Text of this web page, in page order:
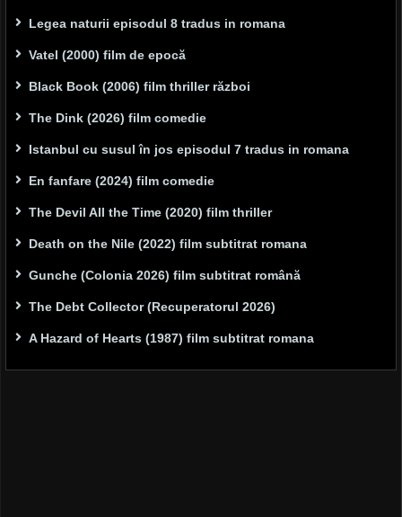
Legea naturii episodul 8 tradus in romana
Vatel (2000) film de epocă
Black Book (2006) film thriller război
The Dink (2026) film comedie
Istanbul cu susul în jos episodul 7 tradus in romana
En fanfare (2024) film comedie
The Devil All the Time (2020) film thriller
Death on the Nile (2022) film subtitrat romana
Gunche (Colonia 2026) film subtitrat română
The Debt Collector (Recuperatorul 2026)
A Hazard of Hearts (1987) film subtitrat romana